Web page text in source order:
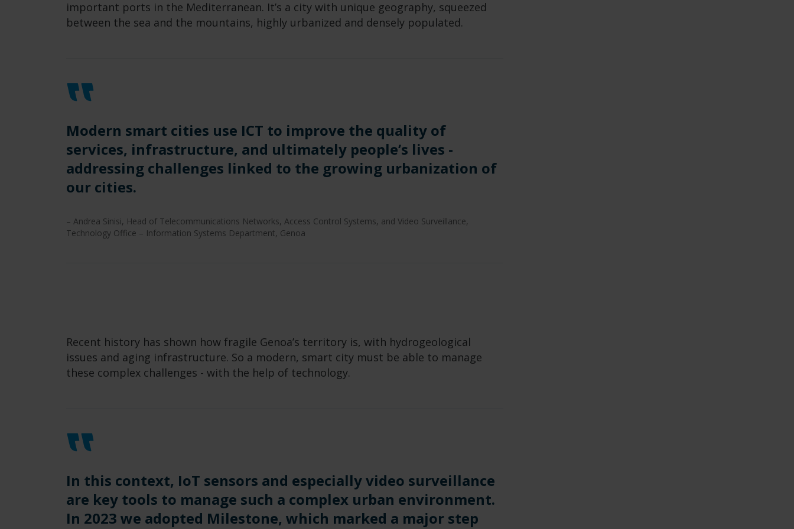
important ports in the Mediterranean. It’s a city with unique geography, squeezed
between the sea and the mountains, highly urbanized and densely populated.
Modern smart cities use ICT to improve the quality of
services, infrastructure, and ultimately people’s lives -
addressing challenges linked to the growing urbanization of
our cities.
– Andrea Sinisi, Head of Telecommunications Networks, Access Control Systems, and Video Surveillance,
Technology Office – Information Systems Department, Genoa
Recent history has shown how fragile Genoa’s territory is, with hydrogeological
issues and aging infrastructure. So a modern, smart city must be able to manage
these complex challenges - with the help of technology.
In this context, IoT sensors and especially video surveillance
are key tools to manage such a complex urban environment.
In 2023 we adopted Milestone, which marked a major step